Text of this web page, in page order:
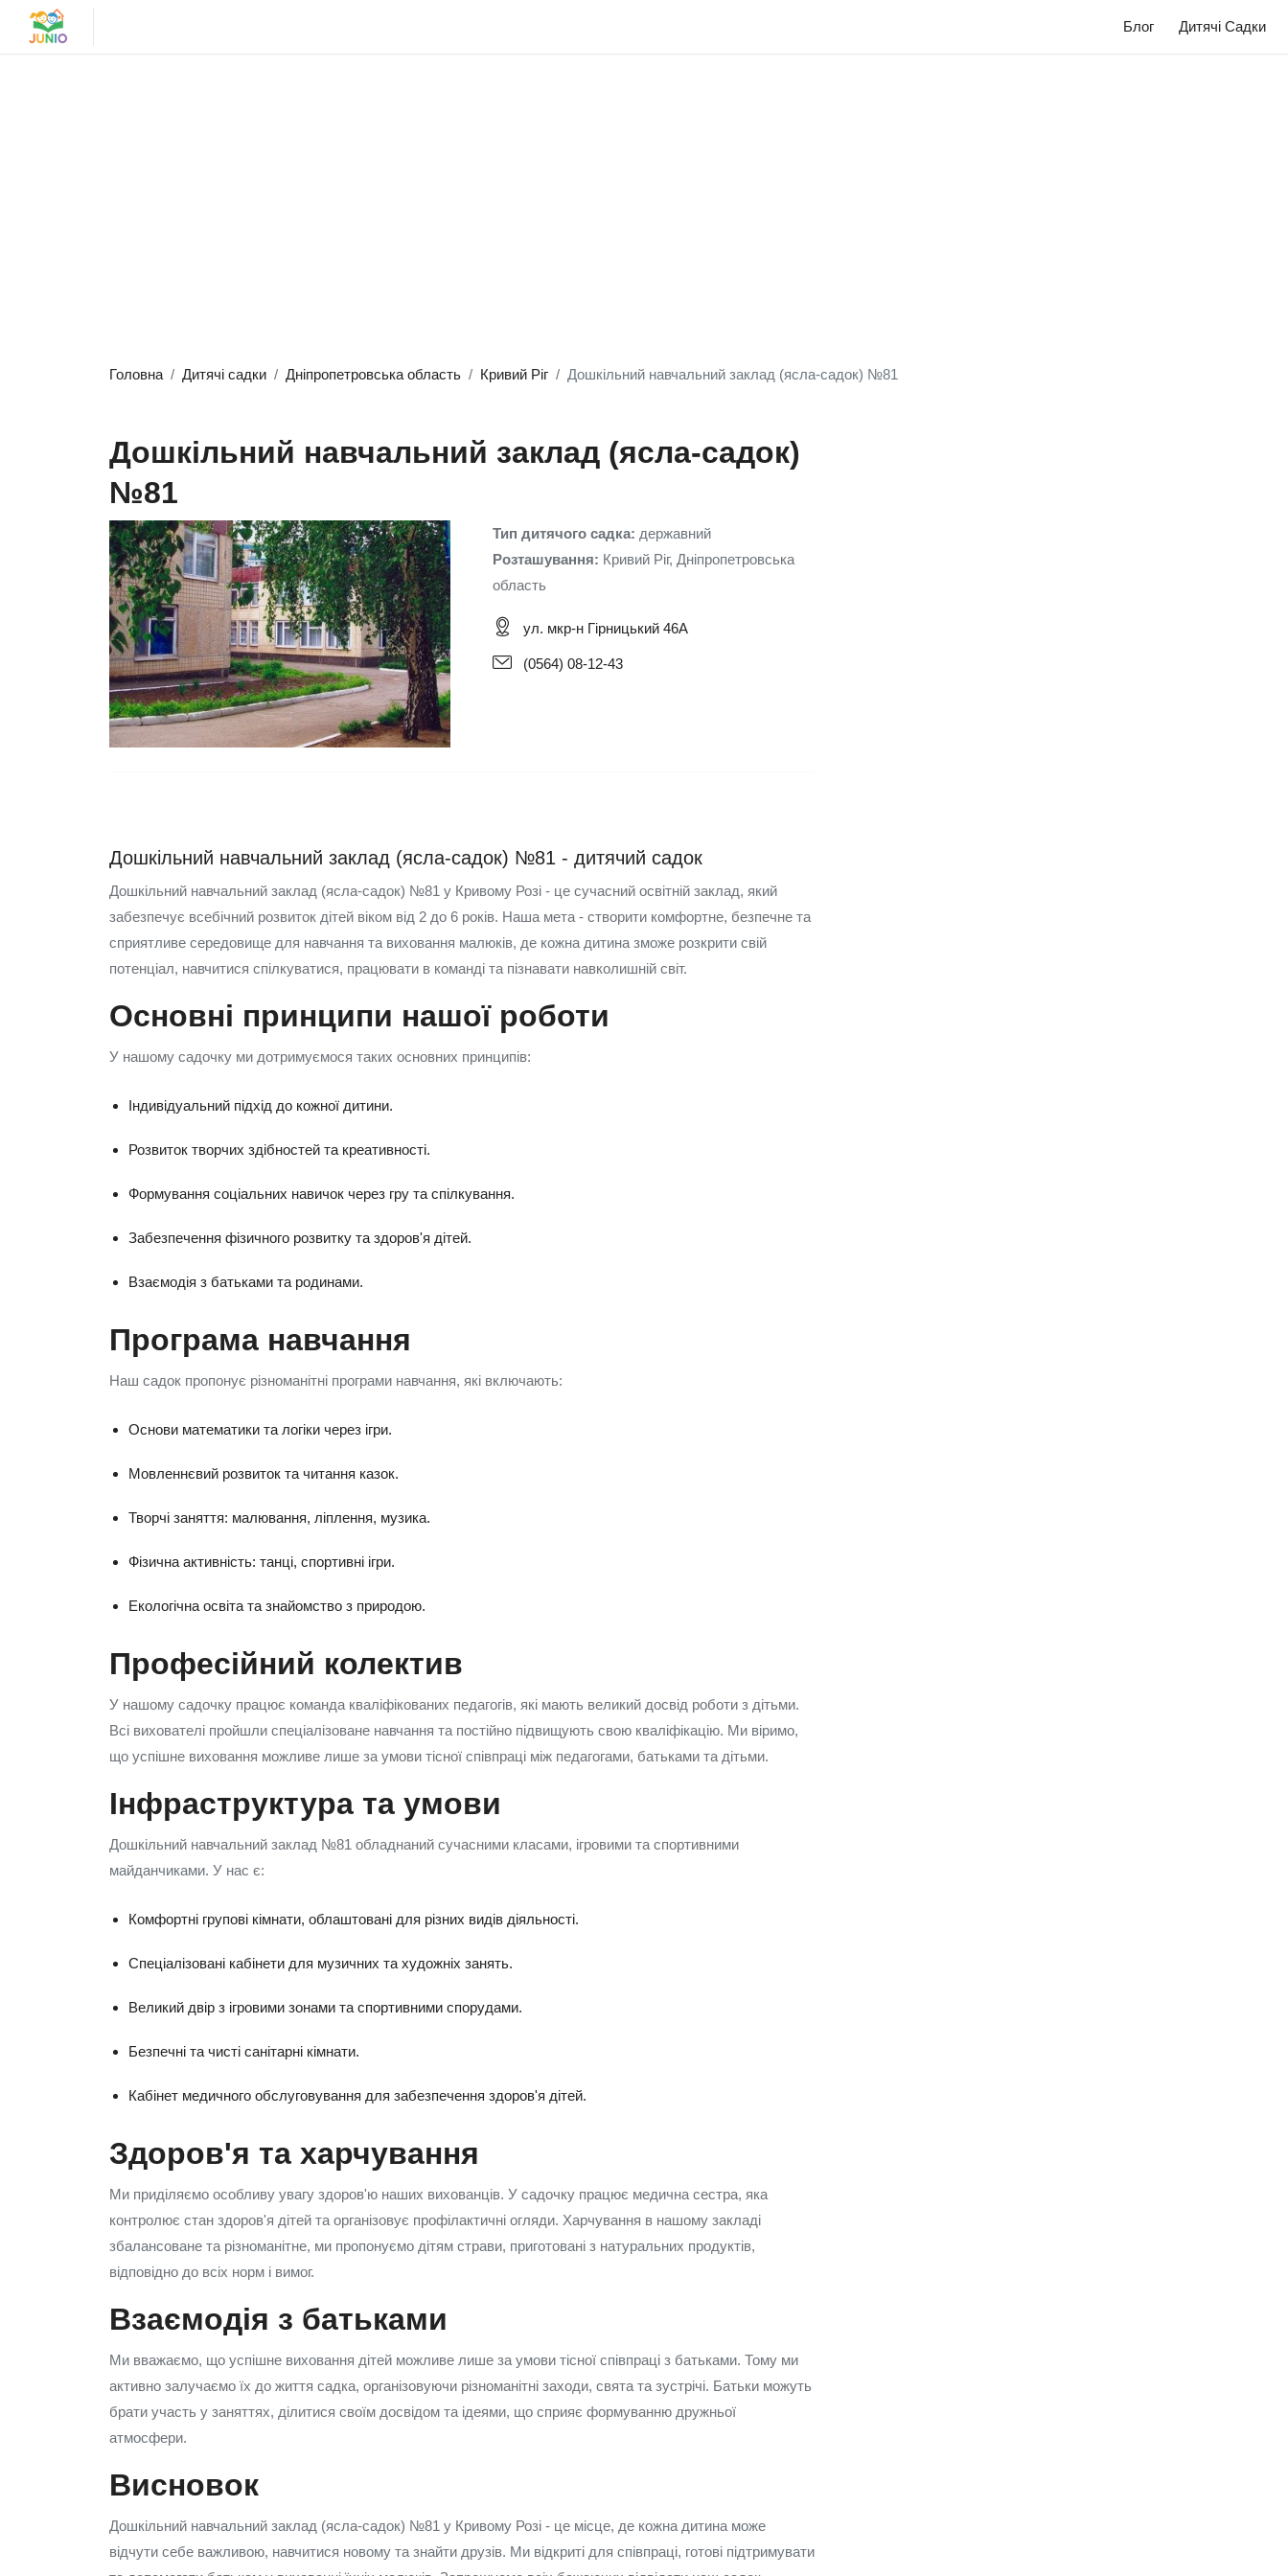
Блог Дитячі Садки
Головна Дитячі садки Дніпропетровська область Кривий Ріг Дошкільний навчальний заклад (ясла-садок) №81
Дошкільний навчальний заклад (ясла-садок)
№81
Тип дитячого садка: державний
Розташування: Кривий Ріг, Дніпропетровська
область
ул. мкр-н Гірницький 46А
(0564) 08-12-43
Дошкільний навчальний заклад (ясла-садок) №81 - дитячий садок
Дошкільний навчальний заклад (ясла-садок) №81 у Кривому Розі - це сучасний освітній заклад, який
забезпечує всебічний розвиток дітей віком від 2 до 6 років. Наша мета - створити комфортне, безпечне та
сприятливе середовище для навчання та виховання малюків, де кожна дитина зможе розкрити свій
потенціал, навчитися спілкуватися, працювати в команді та пізнавати навколишній світ.
Основні принципи нашої роботи
У нашому садочку ми дотримуємося таких основних принципів:
Індивідуальний підхід до кожної дитини.
Розвиток творчих здібностей та креативності.
Формування соціальних навичок через гру та спілкування.
Забезпечення фізичного розвитку та здоров'я дітей.
Взаємодія з батьками та родинами.
Програма навчання
Наш садок пропонує різноманітні програми навчання, які включають:
Основи математики та логіки через ігри.
Мовленнєвий розвиток та читання казок.
Творчі заняття: малювання, ліплення, музика.
Фізична активність: танці, спортивні ігри.
Екологічна освіта та знайомство з природою.
Професійний колектив
У нашому садочку працює команда кваліфікованих педагогів, які мають великий досвід роботи з дітьми.
Всі вихователі пройшли спеціалізоване навчання та постійно підвищують свою кваліфікацію. Ми віримо,
що успішне виховання можливе лише за умови тісної співпраці між педагогами, батьками та дітьми.
Інфраструктура та умови
Дошкільний навчальний заклад №81 обладнаний сучасними класами, ігровими та спортивними
майданчиками. У нас є:
Комфортні групові кімнати, облаштовані для різних видів діяльності.
Спеціалізовані кабінети для музичних та художніх занять.
Великий двір з ігровими зонами та спортивними спорудами.
Безпечні та чисті санітарні кімнати.
Кабінет медичного обслуговування для забезпечення здоров'я дітей.
Здоров'я та харчування
Ми приділяємо особливу увагу здоров'ю наших вихованців. У садочку працює медична сестра, яка
контролює стан здоров'я дітей та організовує профілактичні огляди. Харчування в нашому закладі
збалансоване та різноманітне, ми пропонуємо дітям страви, приготовані з натуральних продуктів,
відповідно до всіх норм і вимог.
Взаємодія з батьками
Ми вважаємо, що успішне виховання дітей можливе лише за умови тісної співпраці з батьками. Тому ми
активно залучаємо їх до життя садка, організовуючи різноманітні заходи, свята та зустрічі. Батьки можуть
брати участь у заняттях, ділитися своїм досвідом та ідеями, що сприяє формуванню дружньої
атмосфери.
Висновок
Дошкільний навчальний заклад (ясла-садок) №81 у Кривому Розі - це місце, де кожна дитина може
відчути себе важливою, навчитися новому та знайти друзів. Ми відкриті для співпраці, готові підтримувати